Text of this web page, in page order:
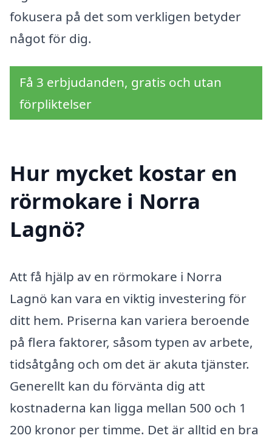
fokusera på det som verkligen betyder
något för dig.
Få 3 erbjudanden, gratis och utan
förpliktelser
Hur mycket kostar en
rörmokare i Norra
Lagnö?
Att få hjälp av en rörmokare i Norra
Lagnö kan vara en viktig investering för
ditt hem. Priserna kan variera beroende
på flera faktorer, såsom typen av arbete,
tidsåtgång och om det är akuta tjänster.
Generellt kan du förvänta dig att
kostnaderna kan ligga mellan 500 och 1
200 kronor per timme. Det är alltid en bra